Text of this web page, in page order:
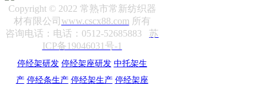
Copyright © 2022 常熟市常新纺织器
材有限公司 www.cscx88.com 所有
咨询电话：电话：0512-52685883苏
ICP备19046031号-1
停经架研发 停经架座研发 中托架生
产 停经条生产 停经架生产 停经架座